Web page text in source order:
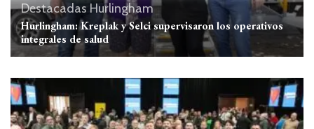
Destacadas Hurlingham
Hurlingham: Kreplak y Selci supervisaron los operativos
integrales de salud